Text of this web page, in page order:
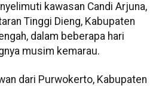
kawasan Candi Arjuna,
Tinggi Dieng, Kabupaten
dalam beberapa hari
musim kemarau.
dari Purwokerto, Kabupaten